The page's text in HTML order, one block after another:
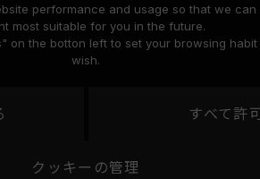
performance and usage so that we can
most suitable for you in the future.
on the botton left to set your browsing
wish.
すべて許
クッキーの管理